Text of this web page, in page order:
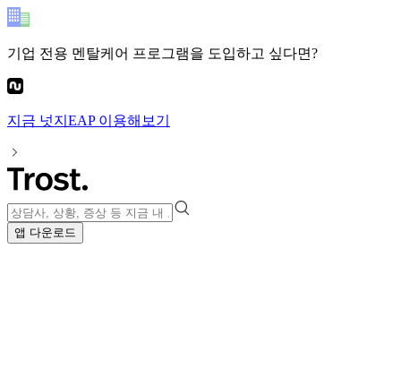
기업 전용 멘탈케어 프로그램을 도입하고 싶다면?
지금 넛지EAP이용해보기
앱 다운로드